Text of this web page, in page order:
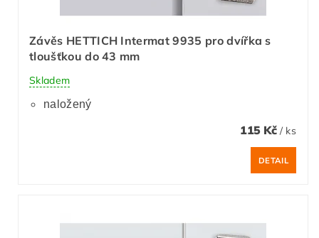
Závěs HETTICH Intermat 9935 pro dvířka s
tloušťkou do 43 mm
Skladem
naložený
115 Kč / ks
DETAIL